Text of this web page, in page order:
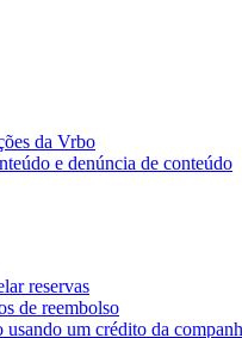
da Vrbo
e denúncia de conteúdo
reservas
de reembolso
usando um crédito da